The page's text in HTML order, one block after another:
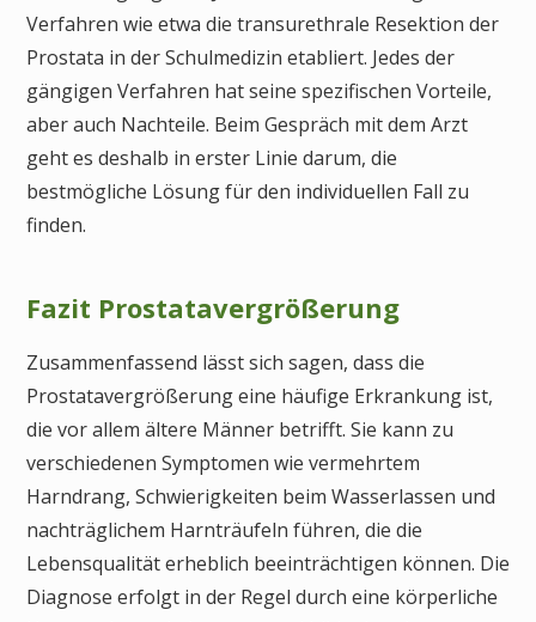
Verfahren wie etwa die transurethrale Resektion der
Prostata in der Schulmedizin etabliert. Jedes der
gängigen Verfahren hat seine spezifischen Vorteile,
aber auch Nachteile. Beim Gespräch mit dem Arzt
geht es deshalb in erster Linie darum, die
bestmögliche Lösung für den individuellen Fall zu
finden.
Fazit Prostatavergrößerung
Zusammenfassend lässt sich sagen, dass die
Prostatavergrößerung eine häufige Erkrankung ist,
die vor allem ältere Männer betrifft. Sie kann zu
verschiedenen Symptomen wie vermehrtem
Harndrang, Schwierigkeiten beim Wasserlassen und
nachträglichem Harnträufeln führen, die die
Lebensqualität erheblich beeinträchtigen können. Die
Diagnose erfolgt in der Regel durch eine körperliche